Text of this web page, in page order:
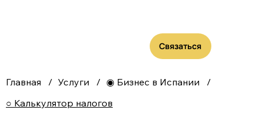
Связаться
Главная / Услуги / ◉ Бизнес в Испании
/
○ Калькулятор налогов